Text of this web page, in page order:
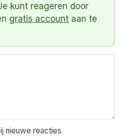
kunt reageren door
gratis account aan te
nieuwe reacties